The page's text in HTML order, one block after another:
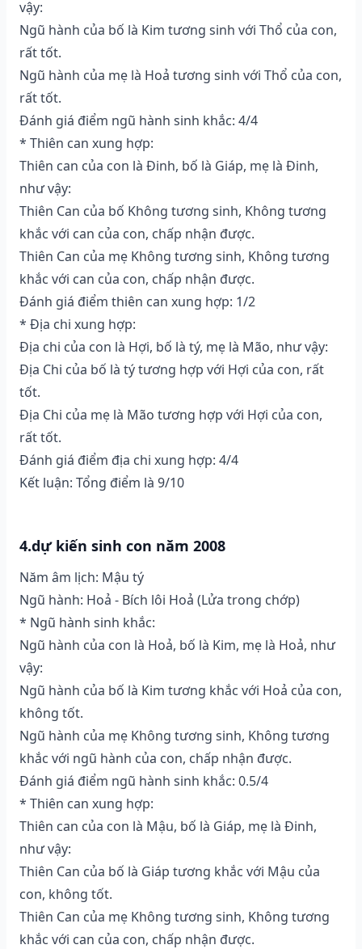
vậy:
Ngũ hành của bố là Kim tương sinh với Thổ của con,
rất tốt.
Ngũ hành của mẹ là Hoả tương sinh với Thổ của con,
rất tốt.
Đánh giá điểm ngũ hành sinh khắc: 4/4
* Thiên can xung hợp:
Thiên can của con là Đinh, bố là Giáp, mẹ là Đinh,
như vậy:
Thiên Can của bố Không tương sinh, Không tương
khắc với can của con, chấp nhận được.
Thiên Can của mẹ Không tương sinh, Không tương
khắc với can của con, chấp nhận được.
Đánh giá điểm thiên can xung hợp: 1/2
* Địa chi xung hợp:
Địa chi của con là Hợi, bố là tý, mẹ là Mão, như vậy:
Địa Chi của bố là tý tương hợp với Hợi của con, rất
tốt.
Địa Chi của mẹ là Mão tương hợp với Hợi của con,
rất tốt.
Đánh giá điểm địa chi xung hợp: 4/4
Kết luận: Tổng điểm là 9/10
4.dự kiến sinh con năm 2008
Năm âm lịch: Mậu tý
Ngũ hành: Hoả - Bích lôi Hoả (Lửa trong chớp)
* Ngũ hành sinh khắc:
Ngũ hành của con là Hoả, bố là Kim, mẹ là Hoả, như
vậy:
Ngũ hành của bố là Kim tương khắc với Hoả của con,
không tốt.
Ngũ hành của mẹ Không tương sinh, Không tương
khắc với ngũ hành của con, chấp nhận được.
Đánh giá điểm ngũ hành sinh khắc: 0.5/4
* Thiên can xung hợp:
Thiên can của con là Mậu, bố là Giáp, mẹ là Đinh,
như vậy:
Thiên Can của bố là Giáp tương khắc với Mậu của
con, không tốt.
Thiên Can của mẹ Không tương sinh, Không tương
khắc với can của con, chấp nhận được.